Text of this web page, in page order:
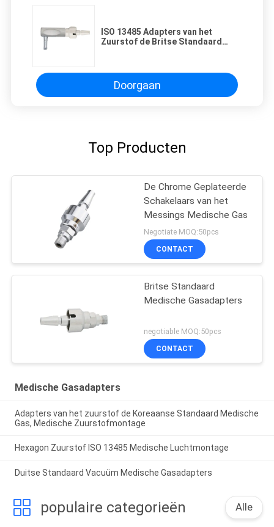
ISO 13485 Adapters van het
Zuurstof de Britse Standaard
Doorgaan
Top Producten
De Chrome Geplateerde
Schakelaars van het
Messings Medische Gas
Negotiate MOQ:50pcs
CONTACT
Britse Standaard
Medische Gasadapters
negotiable MOQ:50pcs
CONTACT
Medische Gasadapters
Adapters van het zuurstof de Koreaanse Standaard Medische
Gas, Medische Zuurstofmontage
Hexagon Zuurstof ISO 13485 Medische Luchtmontage
Duitse Standaard Vacuüm Medische Gasadapters
populaire categorieën Alle